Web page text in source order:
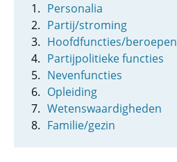
Personalia
Partij/stroming
Hoofdfuncties/beroepen
Partijpolitieke functies
Nevenfuncties
Opleiding
Wetenswaardigheden
Familie/gezin